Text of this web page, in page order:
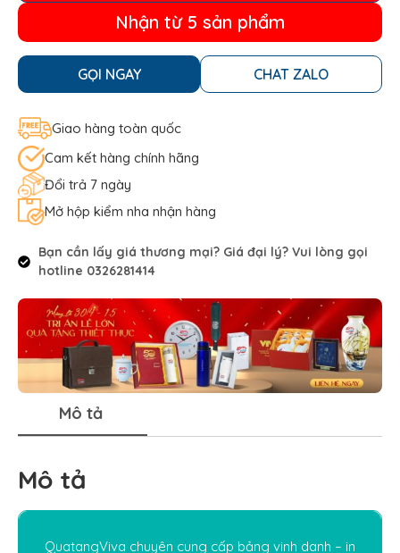
Nhận từ 5 sản phẩm
GỌI NGAY CHAT ZALO
Giao hàng toàn quốc
Cam kết hàng chính hãng
Đổi trả 7 ngày
Mở hộp kiểm nha nhận hàng
Bạn cần lấy giá thương mại? Giá đại lý? Vui lòng gọi
hotline 0326281414
Mô tả
Mô tả
QuatangViva chuyên cung cấp bảng vinh danh – in